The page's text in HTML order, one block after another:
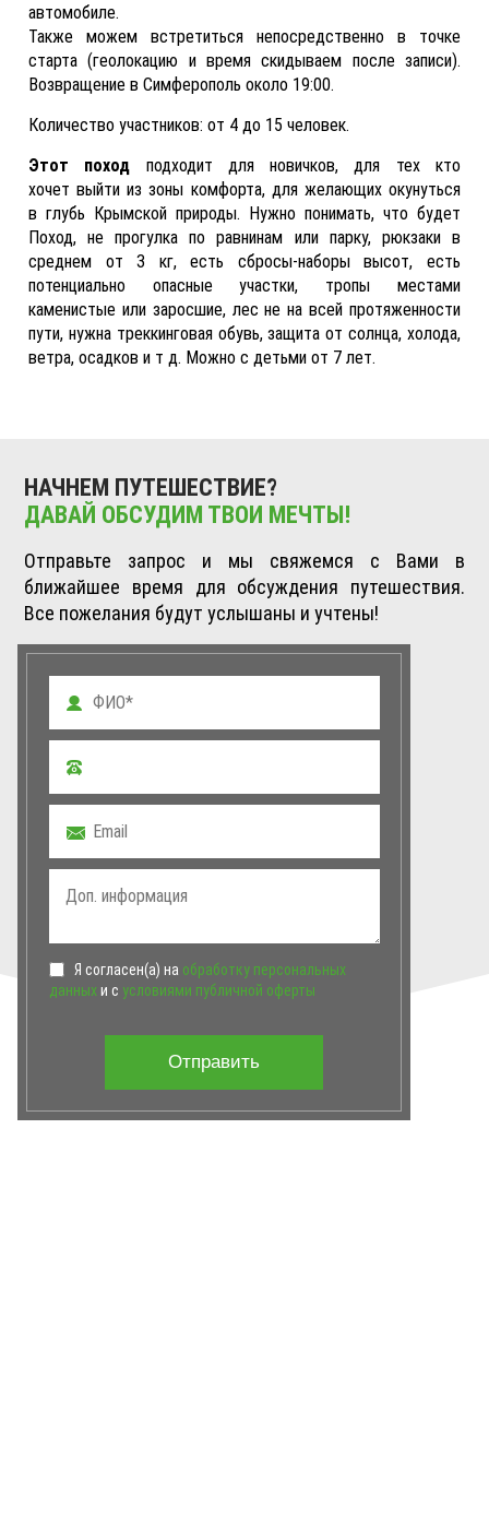
автомобиле.
Также можем встретиться непосредственно в точке
старта (геолокацию и время скидываем после записи).
Возвращение в Симферополь около 19:00.
Количество участников: от 4 до 15 человек.
Этот поход подходит для новичков, для тех кто
хочет выйти из зоны комфорта, для желающих окунуться
в глубь Крымской природы. Нужно понимать, что будет
Поход, не прогулка по равнинам или парку, рюкзаки в
среднем от 3 кг, есть сбросы-наборы высот, есть
потенциально опасные участки, тропы местами
каменистые или заросшие, лес не на всей протяженности
пути, нужна треккинговая обувь, защита от солнца, холода,
ветра, осадков и т д. Можно с детьми от 7 лет.
НАЧНЕМ ПУТЕШЕСТВИЕ?
ДАВАЙ ОБСУДИМ ТВОИ МЕЧТЫ!
Отправьте запрос и мы свяжемся с Вами в
ближайшее время для обсуждения путешествия.
Все пожелания будут услышаны и учтены!
Я согласен(а) на обработку персональных
данныхи с условиями публичной оферты
Отправить